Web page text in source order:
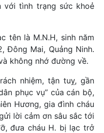
với tình trạng sức khoẻ
tên là M.N.H, sinh năm
Đông Mai, Quảng Ninh.
không nhớ đường về.
nhiệm, tận tuỵ, gần
phục vụ” của cán bộ,
Hương, gia đình cháu
lời cảm ơn sâu sắc tới
đưa cháu H. bị lạc trở